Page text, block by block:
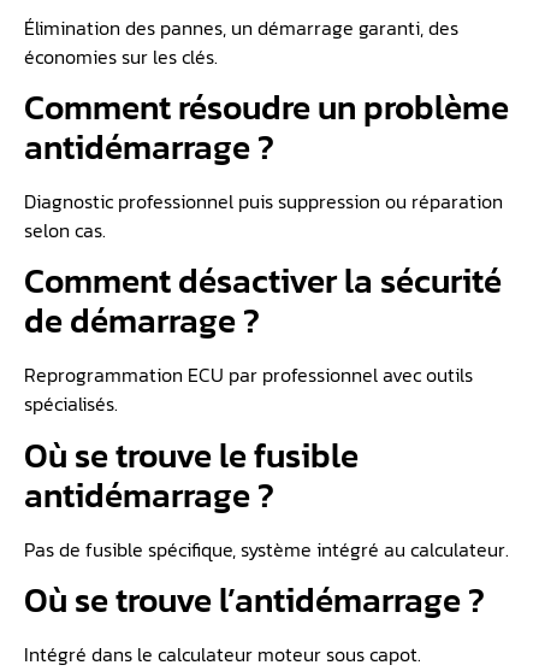
Élimination des pannes, un démarrage garanti, des
économies sur les clés.
Comment résoudre un problème
antidémarrage ?
Diagnostic professionnel puis suppression ou réparation
selon cas.
Comment désactiver la sécurité
de démarrage ?
Reprogrammation ECU par professionnel avec outils
spécialisés.
Où se trouve le fusible
antidémarrage ?
Pas de fusible spécifique, système intégré au calculateur.
Où se trouve l’antidémarrage ?
Intégré dans le calculateur moteur sous capot.